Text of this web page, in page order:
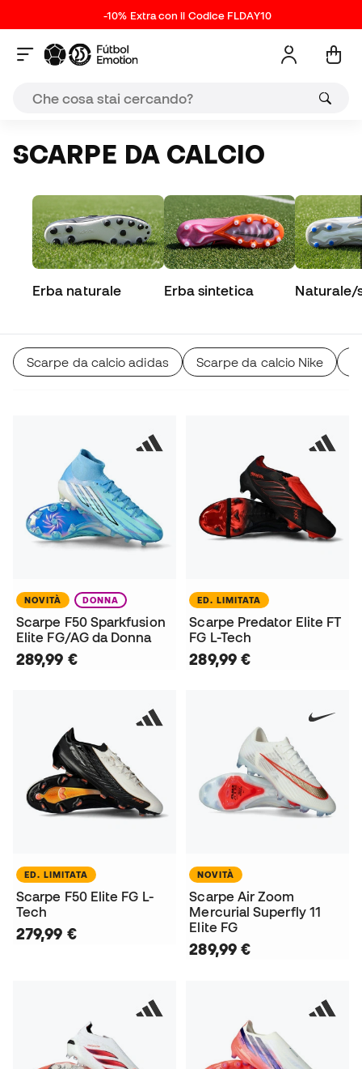
-10% Extra con il Codice FLDAY10
SCARPE DA CALCIO
Erba naturale Erba sintetica Naturale/
Scarpe da calcio adidas Scarpe da calcio Nike
NOVITÀ DONNA
Scarpe F50 Sparkfusion
Elite FG/AG da Donna
289,99 €
ED. LIMITATA
Scarpe Predator Elite FT
FG L-Tech
289,99 €
ED. LIMITATA
Scarpe F50 Elite FG L-
Tech
279,99 €
NOVITÀ
Scarpe Air Zoom
Mercurial Superfly 11
Elite FG
289,99 €